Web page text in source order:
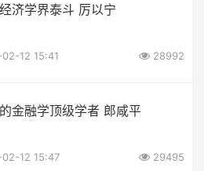
济学界泰斗 厉以宁
12 15:41 28992
公认的金融学顶级学者 郎咸平
12 15:47 29495